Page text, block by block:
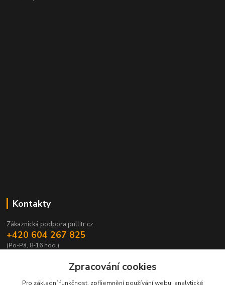
Kontakty
Zákaznická podpora pullitr.cz
+420 604 267 825
(Po-Pá, 8-16 hod.)
Zpracování cookies
Pro základní funkčnost, zpříjemnění používání webu, analytické